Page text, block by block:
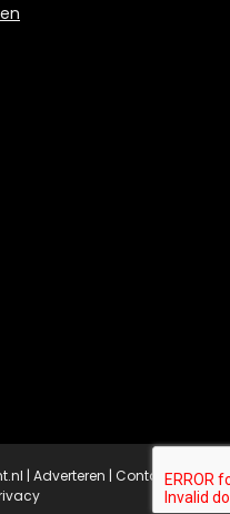
| Adverteren | Contact|